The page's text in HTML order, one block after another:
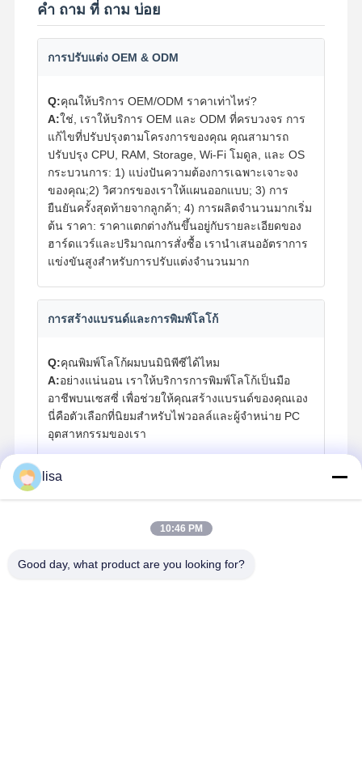
คํา ถาม ที่ ถาม บ่อย
การปรับแต่ง OEM & ODM
Q:คุณให้บริการ OEM/ODM ราคาเท่าไหร่?
A:ใช่, เราให้บริการ OEM และ ODM ที่ครบวงจร การ
แก้ไขที่ปรับปรุงตามโครงการของคุณ คุณสามารถ
ปรับปรุง CPU, RAM, Storage, Wi-Fi โมดูล, และ OS
กระบวนการ: 1) แบ่งปันความต้องการเฉพาะเจาะจง
ของคุณ;2) วิศวกรของเราให้แผนออกแบบ; 3) การ
ยืนยันครั้งสุดท้ายจากลูกค้า; 4) การผลิตจํานวนมากเริ่ม
ต้น ราคา: ราคาแตกต่างกันขึ้นอยู่กับรายละเอียดของ
ฮาร์ดแวร์และปริมาณการสั่งซื้อ เรานําเสนออัตราการ
แข่งขันสูงสําหรับการปรับแต่งจํานวนมาก
การสร้างแบรนด์และการพิมพ์โลโก้
Q:คุณพิมพ์โลโก้ผมบนมินิพีซีได้ไหม
A:อย่างแน่นอน เราให้บริการการพิมพ์โลโก้เป็นมือ
อาชีพบนเซสซี่ เพื่อช่วยให้คุณสร้างแบรนด์ของคุณเอง
นี่คือตัวเลือกที่นิยมสําหรับไฟวอลล์และผู้จําหน่าย PC
อุตสาหกรรมของเรา
อุปกรณ์ทํางานได้ตลอด 24 ชั่วโมง? ระยะอุณหภูมิ
A:ค่ะ เครื่องคอมมิเนียม Kettop มีการออกแบบแบบที่
lisa
10:46 PM
Good day, what product are you looking for?